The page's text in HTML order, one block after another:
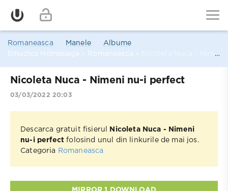
Romaneasca Manele
Albume
Emuzica Homepage
Romaneasca
Nicoleta Nuca - Nimeni nu-i perfect
03/03/2022 20:03
Descarca gratuit fisierul
Nicoleta Nuca - Nimeni
nu-i perfect folosind unul din linkurile de mai jos.
Categoria
Romaneasca